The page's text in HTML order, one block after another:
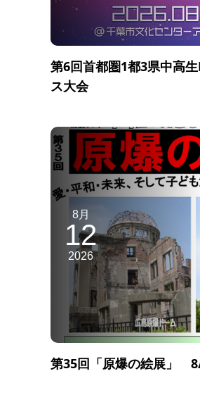
第6回首都圏1都3県中高
ス大会
8月
12
2026
第35回「原爆の絵展」